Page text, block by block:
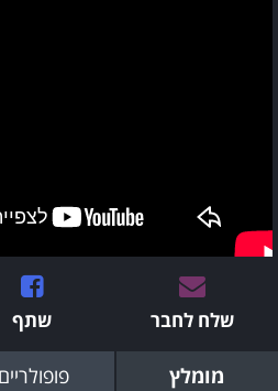
שלח לחבר שתף
מומלץ פופולריים